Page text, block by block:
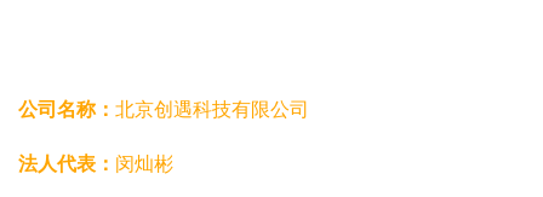
公司名称： 北京创遇科技有限公司
法人代表： 闵灿彬